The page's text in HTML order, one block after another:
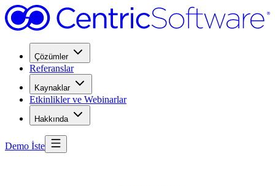
Çözümler
Referanslar
Kaynaklar
Etkinlikler ve Webinarlar
Hakkında
Demo İste